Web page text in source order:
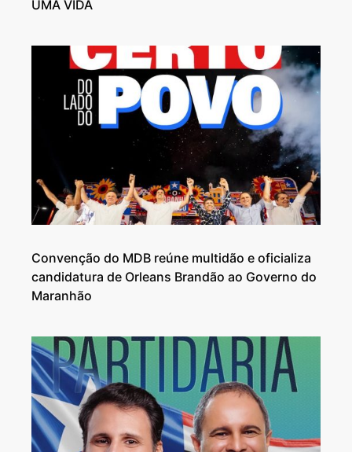
UMA VIDA
Convenção do MDB reúne multidão e oficializa
candidatura de Orleans Brandão ao Governo do
Maranhão